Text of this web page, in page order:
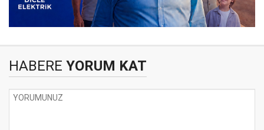
HABERE YORUM KAT